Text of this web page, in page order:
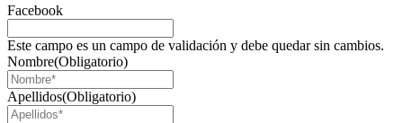
Facebook
Este campo es un campo de validación y debe quedar sin cambios.
Nombre(Obligatorio)
Apellidos(Obligatorio)